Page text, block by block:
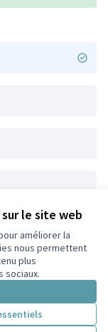
le site web
améliorer la
nous permettent
plus
sociaux.
Licence
(Lien